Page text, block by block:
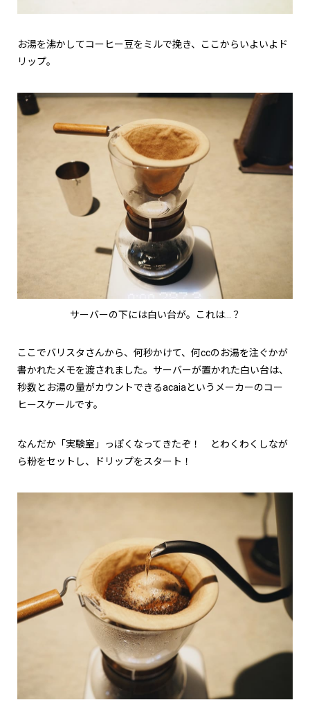
お湯を沸かしてコーヒー豆をミルで挽き、ここからいよいよド
リップ。
サーバーの下には白い台が。これは…？
ここでバリスタさんから、何秒かけて、何ccのお湯を注ぐかが
書かれたメモを渡されました。サーバーが置かれた白い台は、
秒数とお湯の量がカウントできるacaiaというメーカーのコー
ヒースケールです。
なんだか「実験室」っぽくなってきたぞ！ とわくわくしなが
ら粉をセットし、ドリップをスタート！